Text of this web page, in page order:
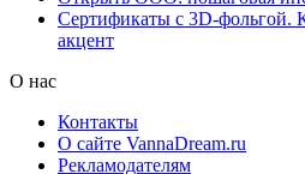
Сертификаты с 3D-фольгой.
акцент
О нас
Контакты
О сайте VannaDream.ru
Рекламодателям